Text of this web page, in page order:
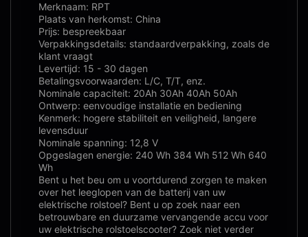
Merknaam: RPT
Plaats van herkomst: China
Prijs: bespreekbaar
Verpakkingsdetails: standaardverpakking, zoals de
klant vraagt
Levertijd: 15 - 30 dagen
Betalingsvoorwaarden: L/C, T/T, enz.
Nominale capaciteit: 20Ah 30Ah 40Ah 50Ah
Ontwerp: eenvoudige installatie en bediening
Kenmerk: hogere stabiliteit en veiligheid, langere
levensduur
Nominale spanning: 12,8 V
Opgeslagen energie: 240 Wh 384 Wh 512 Wh 640
Wh
Bent u het beu om u voortdurend zorgen te maken
over het leeglopen van de batterij van uw
elektrische rolstoel? Bent u op zoek naar een
betrouwbare en duurzame vervangende accu voor
uw elektrische rolstoelscooter? Zoek niet verder